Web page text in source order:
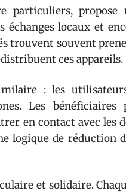
particuliers, propose
locaux et
trouvent souvent
ces appareils.
: les
Les bénéficiaires
en contact avec les
logique de réduction
et solidaire.